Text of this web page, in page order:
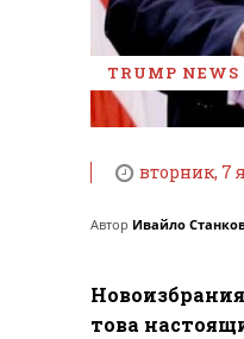
TRUMP NEWS
вторник, 7
Автор Ивайло
това